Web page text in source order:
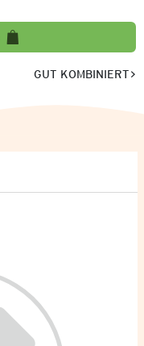
GUT KOMBINIERT